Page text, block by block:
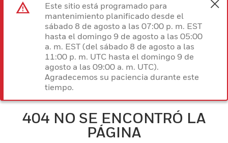
Este sitio está programado para
mantenimiento planificado desde el
sábado 8 de agosto a las 07:00 p. m. EST
hasta el domingo 9 de agosto a las 05:00
a. m. EST (del sábado 8 de agosto a las
11:00 p. m. UTC hasta el domingo 9 de
agosto a las 09:00 a. m. UTC).
Agradecemos su paciencia durante este
tiempo.
404 NO SE ENCONTRÓ LA
PÁGINA